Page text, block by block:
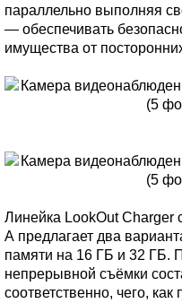
параллельно выполняя
— обеспечивать
имущества от
Линейка LookOut
А предлагает два
памяти на 16 ГБ и 32 ГБ.
непрерывной съёмки
соответственно, чего,